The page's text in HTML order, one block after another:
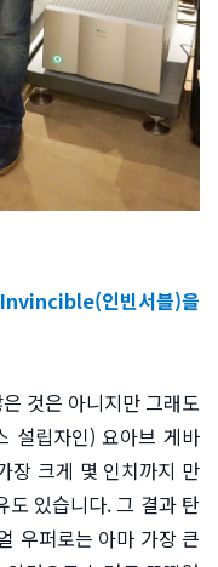
Invincible(인빈서블)을
것은 아니지만 그래도
설립자인) 요아브 게바
장 크게 몇 인치까지 만
도 있습니다. 그 결과 탄
우퍼로는 아마 가장 큰